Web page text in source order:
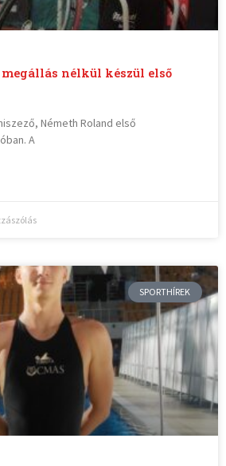
nélkül készül első
Németh Roland első
A
SPORTHÍREK